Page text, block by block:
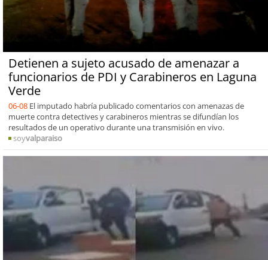
Detienen a sujeto acusado de amenazar a
funcionarios de PDI y Carabineros en Laguna
Verde
06-08 El imputado habría publicado comentarios con amenazas de
muerte contra detectives y carabineros mientras se difundían los
resultados de un operativo durante una transmisión en vivo.
soyvalparaiso